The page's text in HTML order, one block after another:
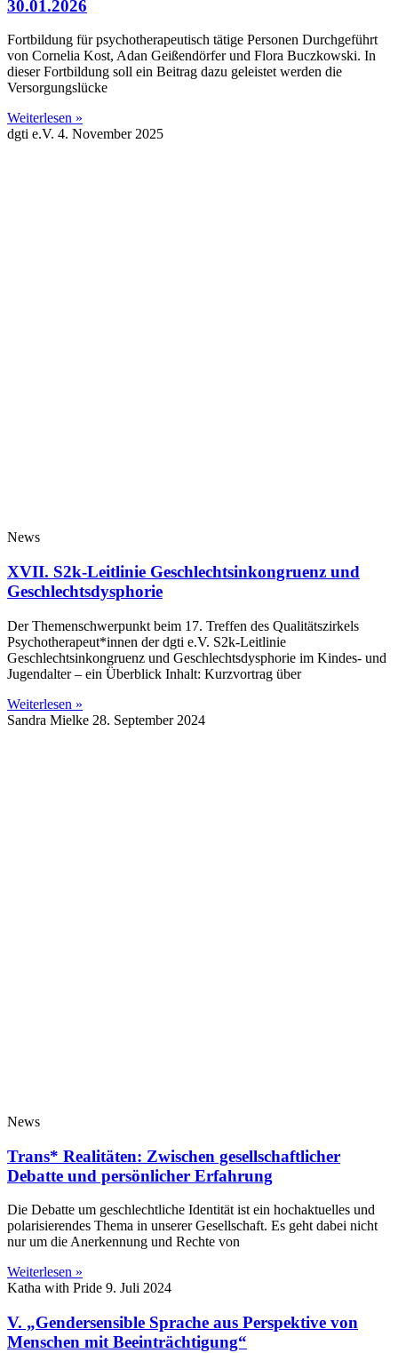
30.01.2026
Fortbildung für psychotherapeutisch tätige Personen Durchgeführt
von Cornelia Kost, Adan Geißendörfer und Flora Buczkowski. In
dieser Fortbildung soll ein Beitrag dazu geleistet werden die
Versorgungslücke
Weiterlesen »
dgti e.V. 4. November 2025
News
XVII. S2k-Leitlinie Geschlechtsinkongruenz und
Geschlechtsdysphorie
Der Themenschwerpunkt beim 17. Treffen des Qualitätszirkels
Psychotherapeut*innen der dgti e.V. S2k-Leitlinie
Geschlechtsinkongruenz und Geschlechtsdysphorie im Kindes- und
Jugendalter – ein Überblick Inhalt: Kurzvortrag über
Weiterlesen »
Sandra Mielke 28. September 2024
News
Trans* Realitäten: Zwischen gesellschaftlicher
Debatte und persönlicher Erfahrung
Die Debatte um geschlechtliche Identität ist ein hochaktuelles und
polarisierendes Thema in unserer Gesellschaft. Es geht dabei nicht
nur um die Anerkennung und Rechte von
Weiterlesen »
Katha with Pride 9. Juli 2024
V. „Gendersensible Sprache aus Perspektive von
Menschen mit Beeinträchtigung“